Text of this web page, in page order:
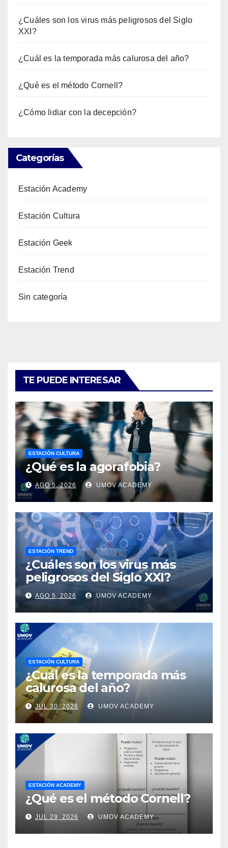
¿Cuáles son los virus más peligrosos del Siglo
XXI?
¿Cuál es la temporada más calurosa del año?
¿Qué es el método Cornell?
¿Cómo lidiar con la decepción?
Categorías
Estación Academy
Estación Cultura
Estación Geek
Estación Trend
Sin categoría
TE PUEDE INTERESAR
ESTACIÓN CULTURA
¿Qué es la agorafobia?
AGO 5, 2026 UMOV ACADEMY
ESTACIÓN TREND
¿Cuáles son los virus más
peligrosos del Siglo XXI?
AGO 5, 2026 UMOV ACADEMY
ESTACIÓN CULTURA
¿Cuál es la temporada más
calurosa del año?
JUL 30, 2026 UMOV ACADEMY
ESTACIÓN ACADEMY
¿Qué es el método Cornell?
JUL 29, 2026 UMOV ACADEMY